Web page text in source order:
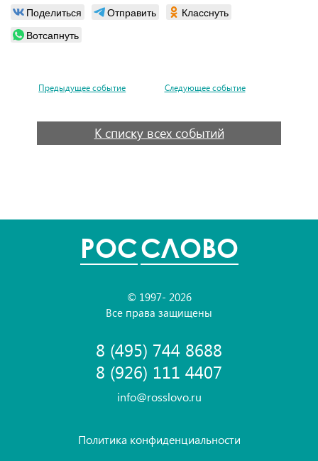
Поделиться Отправить
Класснуть
Вотсапнуть
Предыдущее событие Следующее событие
К списку всех событий
POCСЛОВО
© 1997- 2026
Все права защищены
8 (495) 744 8688
8 (926) 111 4407
info@rosslovo.ru
Политика конфиденциальности